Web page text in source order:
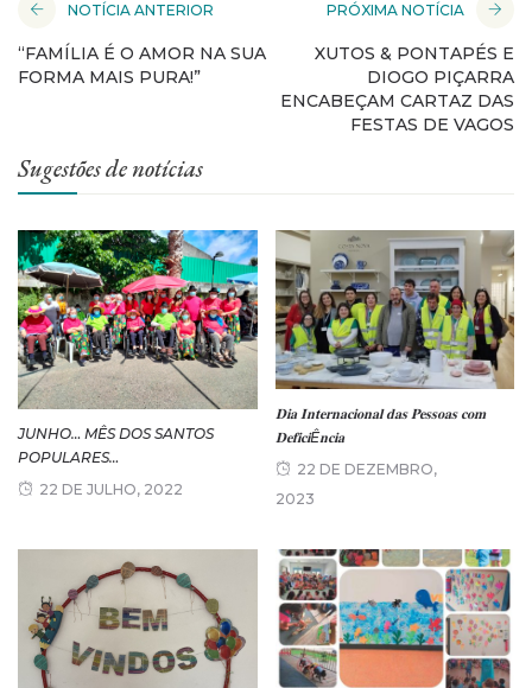
NOTÍCIA ANTERIOR
“FAMÍLIA É O AMOR NA SUA
FORMA MAIS PURA!”
PRÓXIMA NOTÍCIA
XUTOS & PONTAPÉS E
DIOGO PIÇARRA
ENCABEÇAM CARTAZ DAS
FESTAS DE VAGOS
Sugestões de notícias
JUNHO… MÊS DOS SANTOS
POPULARES…
22 DE JULHO, 2022
𝐃𝐢𝐚 𝐈𝐧𝐭𝐞𝐫𝐧𝐚𝐜𝐢𝐨𝐧𝐚𝐥 𝐝𝐚𝐬 𝐏𝐞𝐬𝐬𝐨𝐚𝐬 𝐜𝐨𝐦
𝐃𝐞𝐟𝐢𝐜𝐢Ê𝐧𝐜𝐢𝐚
22 DE DEZEMBRO,
2023